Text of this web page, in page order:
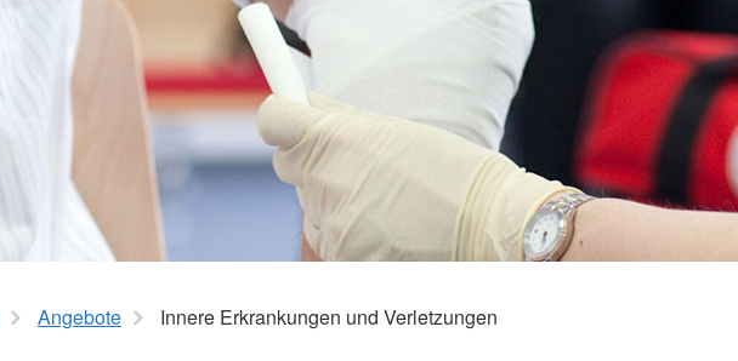
Angebote Innere Erkrankungen und Verletzungen